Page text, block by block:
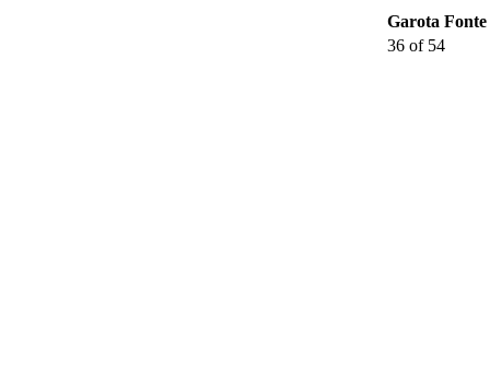
Garota Fonte
36 of 54